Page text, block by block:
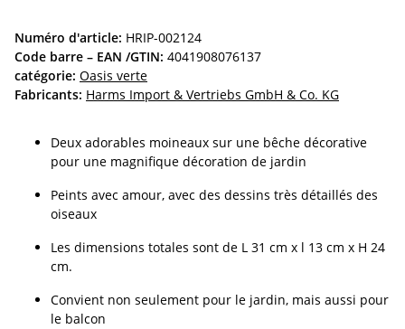
Numéro d'article: HRIP-002124
Code barre – EAN /GTIN: 4041908076137
catégorie: Oasis verte
Fabricants: Harms Import & Vertriebs GmbH & Co. KG
Deux adorables moineaux sur une bêche décorative
pour une magnifique décoration de jardin
Peints avec amour, avec des dessins très détaillés des
oiseaux
Les dimensions totales sont de L 31 cm x l 13 cm x H 24
cm.
Convient non seulement pour le jardin, mais aussi pour
le balcon